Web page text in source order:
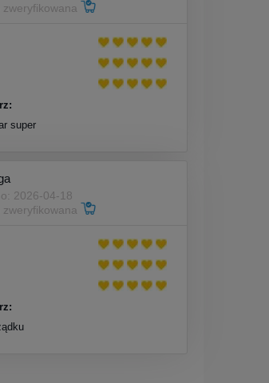
zweryfikowana
super
2026-04-18
zweryfikowana